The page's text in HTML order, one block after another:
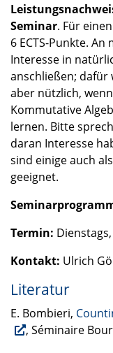
Seminar. Für
6 ECTS-Punkte. An
Interesse in
anschließen; dafür
aber nützlich,
Kommutative
lernen. Bitte
daran Interesse
sind einige auch
geeignet.
Termin:
Kontakt: Ulrich
Literatur
E. Bombieri,
, Séminaire